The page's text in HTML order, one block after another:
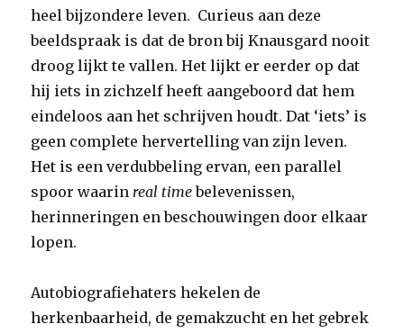
heel bijzondere leven. Curieus aan deze
beeldspraak is dat de bron bij Knausgard nooit
droog lijkt te vallen. Het lijkt er eerder op dat
hij iets in zichzelf heeft aangeboord dat hem
eindeloos aan het schrijven houdt. Dat ‘iets’ is
geen complete hervertelling van zijn leven.
Het is een verdubbeling ervan, een parallel
spoor waarinreal timebelevenissen,
herinneringen en beschouwingen door elkaar
lopen.
Autobiografiehaters hekelen de
herkenbaarheid, de gemakzucht en het gebrek